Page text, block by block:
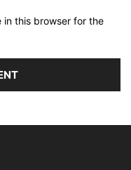
in this browser for the